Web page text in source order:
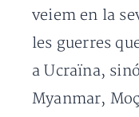
veiem en la
les guerres
a Ucraïna,
Myanmar,